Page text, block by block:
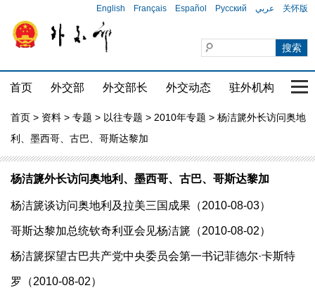
English Français Español Русский عربي 关怀版
首页 外交部 外交部长 外交动态 驻外机构 国
首页 > 资料 > 专题 > 以往专题 > 2010年专题 > 杨洁篪外长访问奥地
利、墨西哥、古巴、哥斯达黎加
杨洁篪外长访问奥地利、墨西哥、古巴、哥斯达黎加
杨洁篪谈访问奥地利及拉美三国成果（2010-08-03）
哥斯达黎加总统钦奇利亚会见杨洁篪（2010-08-02）
杨洁篪探望古巴共产党中央委员会第一书记菲德尔·卡斯特
罗（2010-08-02）